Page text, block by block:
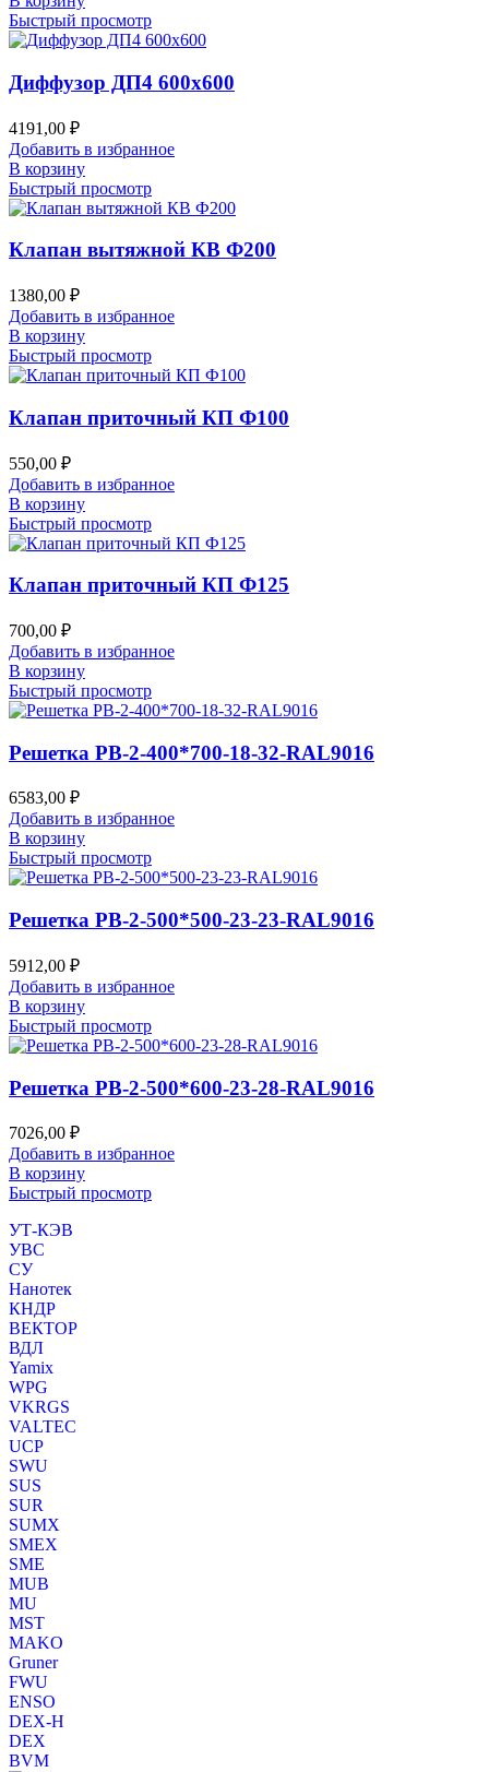
Быстрый просмотр
Диффузор ДП4 600х600
4191,00 ₽
Добавить в избранное
В корзину
Быстрый просмотр
Клапан вытяжной КВ Ф200
1380,00 ₽
Добавить в избранное
В корзину
Быстрый просмотр
Клапан приточный КП Ф100
550,00 ₽
Добавить в избранное
В корзину
Быстрый просмотр
Клапан приточный КП Ф125
700,00 ₽
Добавить в избранное
В корзину
Быстрый просмотр
Решетка РВ-2-400*700-18-32-RAL9016
6583,00 ₽
Добавить в избранное
В корзину
Быстрый просмотр
Решетка РВ-2-500*500-23-23-RAL9016
5912,00 ₽
Добавить в избранное
В корзину
Быстрый просмотр
Решетка РВ-2-500*600-23-28-RAL9016
7026,00 ₽
Добавить в избранное
В корзину
Быстрый просмотр
УТ-КЭВ
УВС
СУ
Нанотек
КНДР
ВЕКТОР
ВДЛ
Yamix
WPG
VKRGS
VALTEC
UCP
SWU
SUS
SUR
SUMX
SMEX
SME
MUB
MU
MST
MAKO
Gruner
FWU
ENSO
DEX-H
DEX
BVM